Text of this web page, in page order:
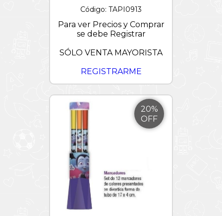
Código: TAPI0913
Para ver Precios y Comprar
se debe Registrar
SÓLO VENTA MAYORISTA
REGISTRARME
20%
OFF